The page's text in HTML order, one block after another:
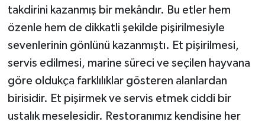
takdirini kazanmış bir mekândır. Bu etler hem
özenle hem de dikkatli şekilde pişirilmesiyle
sevenlerinin gönlünü kazanmıştı. Et pişirilmesi,
servis edilmesi, marine süreci ve seçilen hayvana
göre oldukça farklılıklar gösteren alanlardan
birisidir. Et pişirmek ve servis etmek ciddi bir
ustalık meselesidir. Restoranımız kendisine her